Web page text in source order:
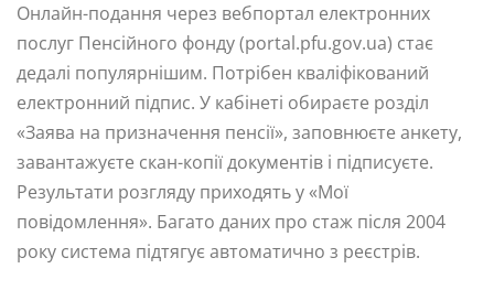
Онлайн-подання через вебпортал електронних
послуг Пенсійного фонду (portal.pfu.gov.ua) стає
дедалі популярнішим. Потрібен кваліфікований
електронний підпис. У кабінеті обираєте розділ
«Заява на призначення пенсії», заповнюєте анкету,
завантажуєте скан-копії документів і підписуєте.
Результати розгляду приходять у «Мої
повідомлення». Багато даних про стаж після 2004
року система підтягує автоматично з реєстрів.